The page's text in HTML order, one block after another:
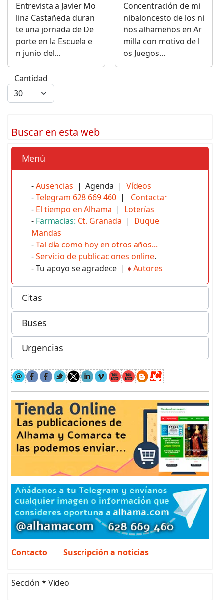
Entrevista a Javier Mo
lina Castañeda duran
te una jornada de De
porte en la Escuela e
n junio del...
Concentración de mi
nibaloncesto de los ni
ños alhameños en Ar
milla con motivo de l
os Juegos...
Cantidad
Buscar en esta web
Menú
-Ausencias | Agenda | Vídeos
-Telegram 628 669 460 | Contactar
- El tiempo en Alhama | Loterías
- Farmacias: Ct. Granada | Duque
Mandas
-Tal día como hoy en otros años...
-Servicio de publicaciones online.
- Tu apoyo se agradece | ♦Autores
Citas
Buses
Urgencias
Contacto | Suscripción a noticias
Sección * Video